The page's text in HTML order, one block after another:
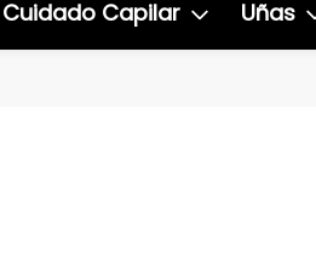
Cuidado Capilar Uñas